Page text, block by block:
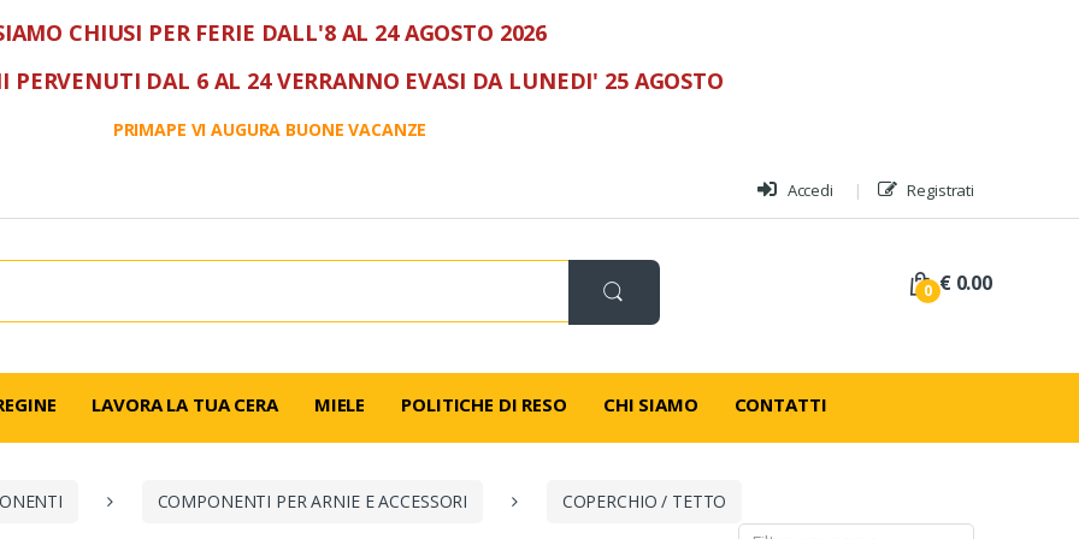
CHIUSI PER FERIE DALL'8 AL 24 AGOSTO 2026
DAL 6 AL 24 VERRANNO EVASI DA LUNEDI' 25 AGOSTO
PRIMAPE VI AUGURA BUONE VACANZE
Accedi Registrati
0 € 0.00
/ PORTASCIAMI
LAVORA LA TUA CERA MIELE POLITICHE DI RESO CHI SIAMO CONTATTI
COMPONENTI PER ARNIE E ACCESSORI COPERCHIO / TETTO